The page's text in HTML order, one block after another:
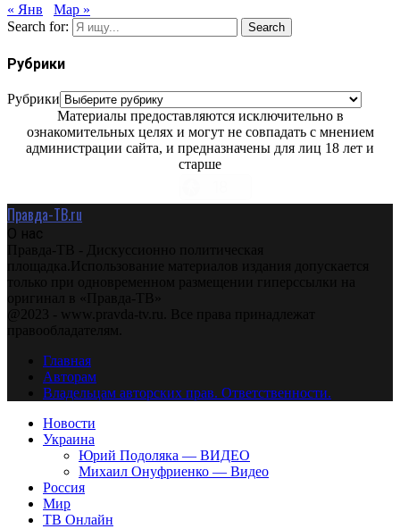
« Янв
Мар »
Search for:
Search
Рубрики
Рубрики
Материалы предоставляются исключительно в
ознакомительных целях и могут не совпадать с мнением
администрации сайта, и предназначены для лиц 18 лет и
старше
Правда-ТВ.ru
О нас
Правда-ТВ - Дискуссионно политическая
площадка.Использование материалов издания допускается
только при одновременном размещении гиперссылки на
оригинал в «Правда-ТВ»
@2023 - www.pravda-tv.ru. Все права принадлежат
правообладателям.
Главная
Авторам
Владельцам авторских прав. Ответственности.
Новости
Украина
Юрий Подоляка — ВИДЕО
Михаил Онуфриенко — Видео
Россия
Мир
ТВ Онлайн